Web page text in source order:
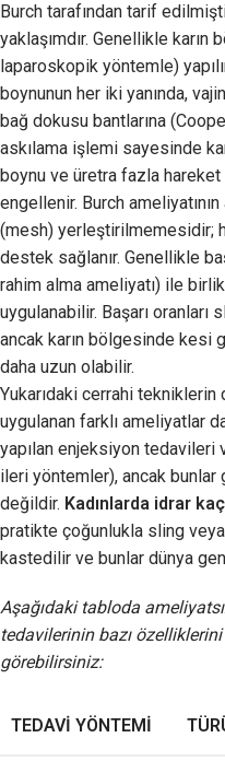
Burch tarafından tarif
yaklaşımdır. Genellikle karın
laparoskopik yöntemle)
boynunun her iki yanında,
bağ dokusu bantlarına
askılama işlemi sayesinde
boynu ve üretra fazla
engellenir. Burch
(mesh) yerleştirilmemesidir;
destek sağlanır. Genellikle
rahim alma ameliyatı) ile
uygulanabilir. Başarı
ancak karın bölgesinde
daha uzun olabilir.
Yukarıdaki cerrahi tekniklerin
uygulanan farklı ameliyatlar
yapılan enjeksiyon tedavileri
ileri yöntemler), ancak
değildir. Kadınlarda idrar
pratikte çoğunlukla sling
kastedilir ve bunlar dünya
Aşağıdaki tabloda
tedavilerinin bazı özelliklerini
görebilirsiniz:
TEDAVI YÖNTEMI